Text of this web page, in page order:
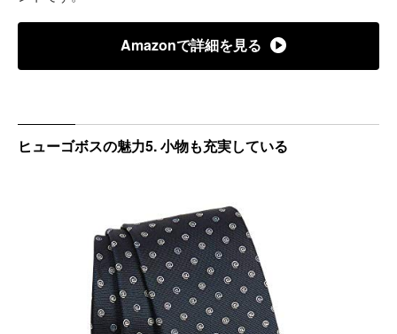
Amazonで詳細を見る
ヒューゴボスの魅力5. 小物も充実している